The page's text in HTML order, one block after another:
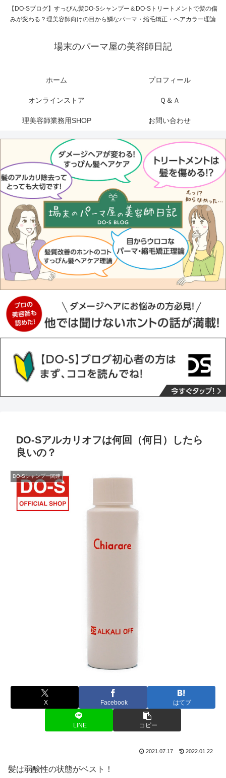
【DO-Sブログ】すっぴん髪DO-Sシャンプー＆DO-Sトリートメントで髪の傷
みが変わる？理美容師向けの目から鱗なパーマ・縮毛矯正・ヘアカラー理論
場末のパーマ屋の美容師日記
ホーム プロフィール
オンラインストア Ｑ＆Ａ
理美容師業務用SHOP お問い合わせ
DO-Sアルカリオフは何回（何日）したら
良いの？
DO-Sシャンプー関連
X Facebook はてブ
LINE コピー
2021.07.17 2022.01.22
髪は弱酸性の状態がベスト！